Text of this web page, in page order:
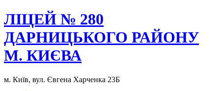
ЛІЦЕЙ № 280
ДАРНИЦЬКОГО РАЙОНУ
М. КИЄВА
м. Київ, вул. Євгена Харченка 23Б